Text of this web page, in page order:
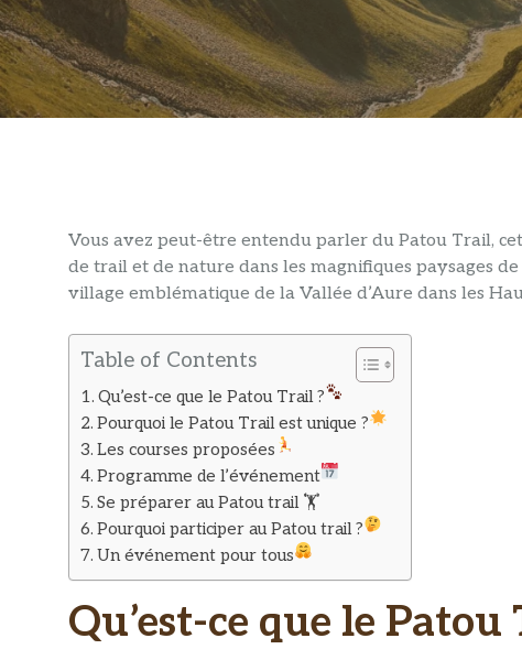
Vous avez peut-être entendu parler du Patou Trail,
de trail et de nature dans les magnifiques paysages
village emblématique de la Vallée d’Aure dans les
Table of Contents
Qu’est-ce que le Patou Trail ?
Pourquoi le Patou Trail est unique ?
Les courses proposées
Programme de l’événement
Se préparer au Patou trail 🏋️
Pourquoi participer au Patou trail ?
Un événement pour tous
Qu’est-ce que le Patou